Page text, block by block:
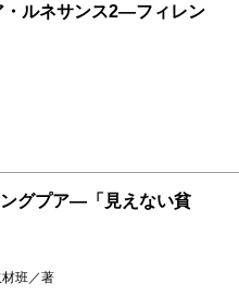
・ルネサンス2―フィレン
グプア―「見えない貧
班／著